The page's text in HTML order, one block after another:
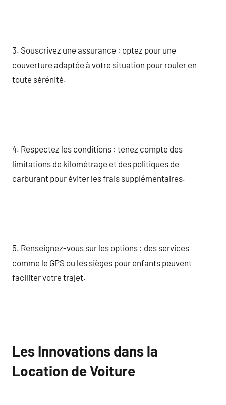
3. Souscrivez une assurance : optez pour une
couverture adaptée à votre situation pour rouler en
toute sérénité.
4. Respectez les conditions : tenez compte des
limitations de kilométrage et des politiques de
carburant pour éviter les frais supplémentaires.
5. Renseignez-vous sur les options : des services
comme le GPS ou les sièges pour enfants peuvent
faciliter votre trajet.
Les Innovations dans la
Location de Voiture